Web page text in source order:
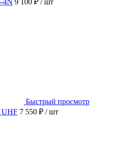
4N 9 100 ₽ / шт
Быстрый просмотр
UHF 7 550 ₽ / шт